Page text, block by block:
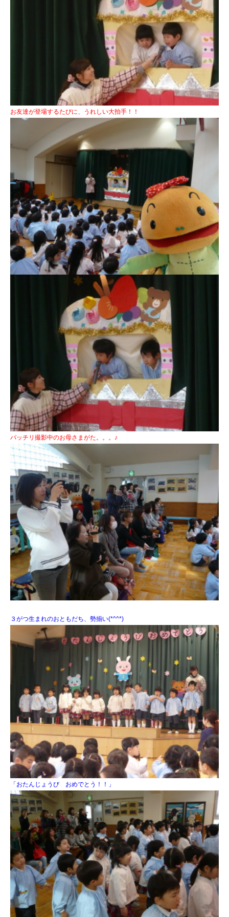
お友達が登場するたびに、うれしい大拍手！！
バッチリ撮影中のお母さまがた。。。♪
３がつ生まれのおともだち、勢揃い(*^^*)
「おたんじょうび おめでとう！！」